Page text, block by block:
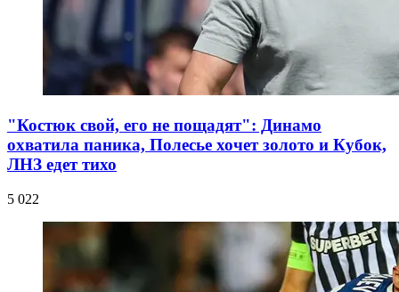
"Костюк свой, его не пощадят": Динамо
охватила паника, Полесье хочет золото и Кубок,
ЛНЗ едет тихо
5 022